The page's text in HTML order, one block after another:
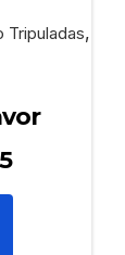
Tripuladas,